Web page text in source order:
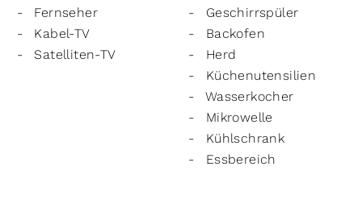
Fernseher
Kabel-TV
Satelliten-TV
Geschirrspüler
Backofen
Herd
Küchenutensilien
Wasserkocher
Mikrowelle
Kühlschrank
Essbereich